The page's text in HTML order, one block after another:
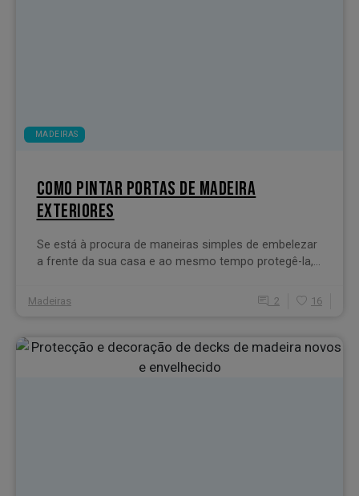
MADEIRAS
COMO PINTAR PORTAS DE MADEIRA
EXTERIORES
Se está à procura de maneiras simples de embelezar
a frente da sua casa e ao mesmo tempo protegê-la,...
Madeiras 2 16